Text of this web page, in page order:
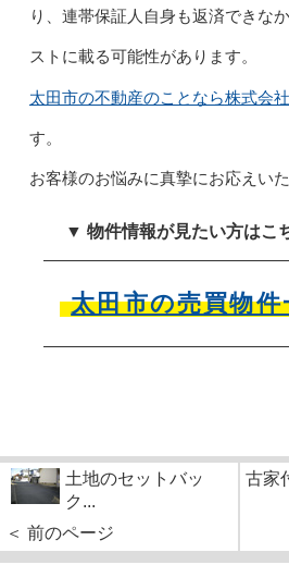
り、連帯保証人自身も返済できな
ストに載る可能性があります。
太田市の不動産のことなら株式会
す。
お客様のお悩みに真摯にお応えいた
▼ 物件情報が見たい方はこ
太田市の売買物
土地のセットバッ
ク...
＜ 前のページ
古家